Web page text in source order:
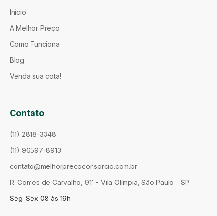
Início
A Melhor Preço
Como Funciona
Blog
Venda sua cota!
Contato
(11) 2818-3348
(11) 96597-8913
contato@melhorprecoconsorcio.com.br
R. Gomes de Carvalho, 911 - Vila Olímpia, São Paulo - SP
Seg-Sex 08 às 19h